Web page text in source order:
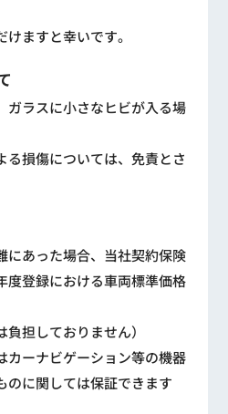
ますと幸いです。
ガラスに小さなヒビが入る場
る損傷については、免責とさ
にあった場合、当社契約保険
度登録における車両標準価格
負担しておりません）
カーナビゲーション等の機器
のに関しては保証できます